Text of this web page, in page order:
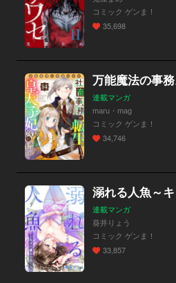
コミック ゲンま！
35,698
連載マンガ
maru・mag
コミック ゲンま！
34,746
溺れる人魚～
連載マンガ
葵井りょう
コミック ゲンま！
33,857